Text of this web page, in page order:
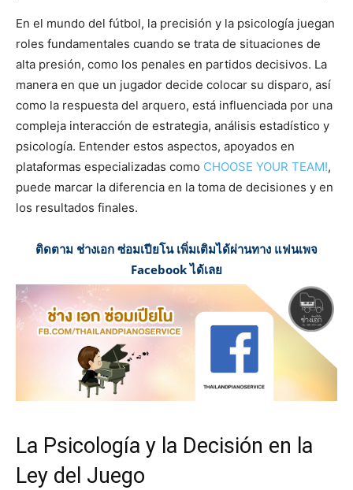
En el mundo del fútbol, la precisión y la psicología juegan
roles fundamentales cuando se trata de situaciones de
alta presión, como los penales en partidos decisivos. La
manera en que un jugador decide colocar su disparo, así
como la respuesta del arquero, está influenciada por una
compleja interacción de estrategia, análisis estadístico y
psicología. Entender estos aspectos, apoyados en
plataformas especializadas como CHOOSE YOUR TEAM!,
puede marcar la diferencia en la toma de decisiones y en
los resultados finales.
ติดตาม ช่างเอก ซ่อมเปียโน เพิ่มเติมได้ผ่านทาง แฟนเพจ
Facebook ได้เลย
La Psicología y la Decisión en la
Ley del Juego